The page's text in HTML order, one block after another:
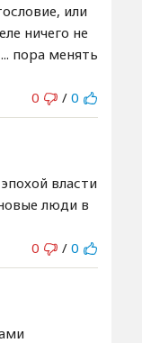
или
ничего не
пора менять
0
/ 0
власти
люди в
0
/ 0